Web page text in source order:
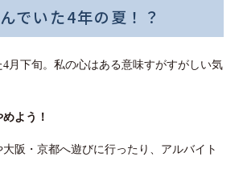
でいた4年の夏！？
月下旬。私の心はある意味すがすがしい気
よう！
阪・京都へ遊びに行ったり、アルバイト